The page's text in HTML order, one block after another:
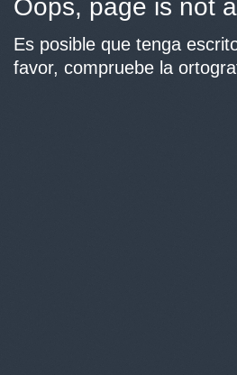
Oops, page is not
Es posible que tenga
favor, compruebe la